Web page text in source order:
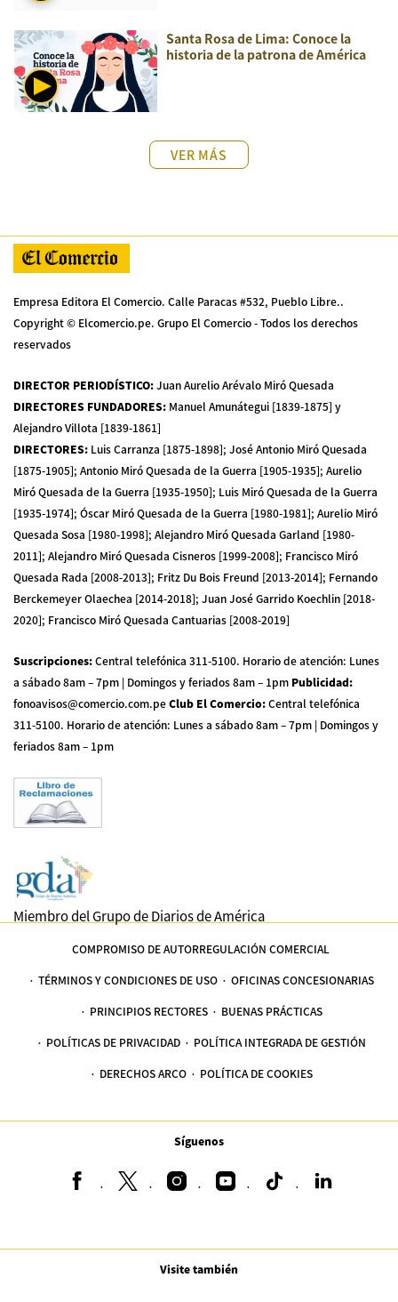
Santa Rosa de Lima: Conoce la
historia de la patrona de América
VER MÁS
Empresa Editora El Comercio. Calle Paracas #532, Pueblo Libre..
Copyright © Elcomercio.pe. Grupo El Comercio - Todos los derechos
reservados
DIRECTOR PERIODÍSTICO:Juan Aurelio Arévalo Miró Quesada
DIRECTORES FUNDADORES: Manuel Amunátegui [1839-1875] y
Alejandro Villota [1839-1861]
DIRECTORES: Luis Carranza [1875-1898]; José Antonio Miró Quesada
[1875-1905]; Antonio Miró Quesada de la Guerra [1905-1935]; Aurelio
Miró Quesada de la Guerra [1935-1950]; Luis Miró Quesada de la Guerra
[1935-1974]; Óscar Miró Quesada de la Guerra [1980-1981]; Aurelio Miró
Quesada Sosa [1980-1998]; Alejandro Miró Quesada Garland [1980-
2011]; Alejandro Miró Quesada Cisneros [1999-2008]; Francisco Miró
Quesada Rada [2008-2013]; Fritz Du Bois Freund [2013-2014]; Fernando
Berckemeyer Olaechea [2014-2018]; Juan José Garrido Koechlin [2018-
2020]; Francisco Miró Quesada Cantuarias [2008-2019]
Suscripciones:Central telefónica 311-5100. Horario de atención: Lunes
a sábado 8am – 7pm | Domingos y feriados 8am – 1pm Publicidad:
fonoavisos@comercio.com.peClub El Comercio:Central telefónica
311-5100. Horario de atención: Lunes a sábado 8am – 7pm | Domingos y
feriados 8am – 1pm
Miembro del Grupo de Diarios de América
COMPROMISO DE AUTORREGULACIÓN COMERCIAL
TÉRMINOS Y CONDICIONES DE USO OFICINAS CONCESIONARIAS
PRINCIPIOS RECTORES BUENAS PRÁCTICAS
POLÍTICAS DE PRIVACIDAD POLÍTICA INTEGRADA DE GESTIÓN
DERECHOS ARCO POLÍTICA DE COOKIES
Síguenos
Visite también